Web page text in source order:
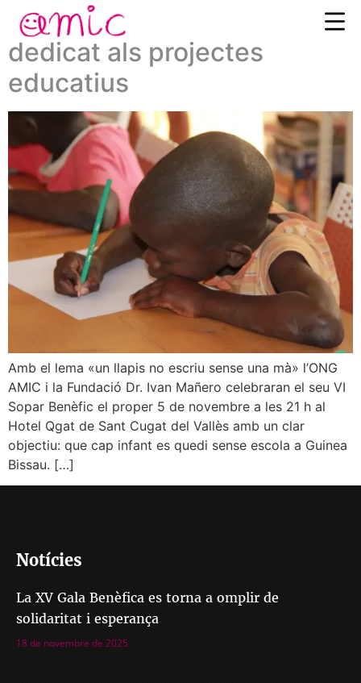
El VI sopar benèfic estarà
dedicat als projectes
educatius
Amb el lema «un llapis no escriu sense una mà» l’ONG
AMIC i la Fundació Dr. Ivan Mañero celebraran el seu VI
Sopar Benèfic el proper 5 de novembre a les 21 h al
Hotel Qgat de Sant Cugat del Vallès amb un clar
objectiu: que cap infant es quedi sense escola a Guinea
Bissau. […]
Notícies
La XV Gala Benèfica es torna a omplir de
solidaritat i esperança
18 de novembre de 2025